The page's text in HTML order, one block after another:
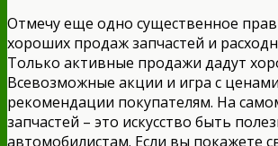
Отмечу еще одно существенное
хороших продаж запчастей и
Только активные продажи дадут
Всевозможные акции и игра с
рекомендации покупателям. На
запчастей – это искусство быть
автомобилистам. Если вы покажете